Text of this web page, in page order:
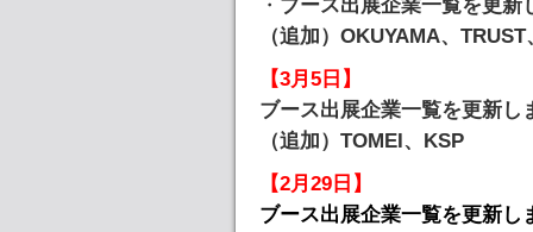
・ ブース出展企業一覧を更新
（追加）OKUYAMA、
【3月5日】
ブース出展企業一覧を更新し
（追加）TOMEI、KSP
【2月29日】
ブース出展企業一覧を更新し